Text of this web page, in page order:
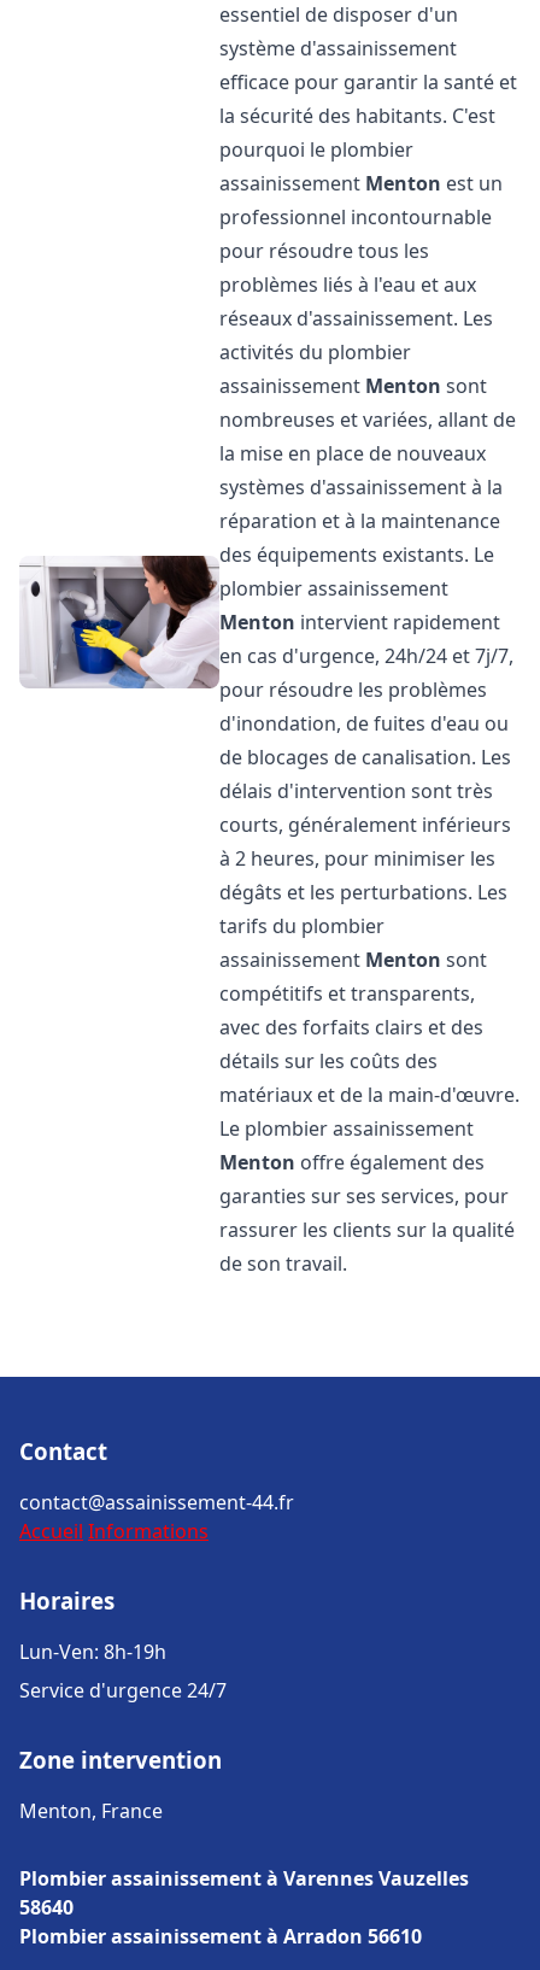
essentiel de disposer d'un
système d'assainissement
efficace pour garantir la santé et
la sécurité des habitants. C'est
pourquoi le plombier
assainissement Menton est un
professionnel incontournable
pour résoudre tous les
problèmes liés à l'eau et aux
réseaux d'assainissement. Les
activités du plombier
assainissement Menton sont
nombreuses et variées, allant de
la mise en place de nouveaux
systèmes d'assainissement à la
réparation et à la maintenance
des équipements existants. Le
plombier assainissement
Menton intervient rapidement
en cas d'urgence, 24h/24 et 7j/7,
pour résoudre les problèmes
d'inondation, de fuites d'eau ou
de blocages de canalisation. Les
délais d'intervention sont très
courts, généralement inférieurs
à 2 heures, pour minimiser les
dégâts et les perturbations. Les
tarifs du plombier
assainissement Menton sont
compétitifs et transparents,
avec des forfaits clairs et des
détails sur les coûts des
matériaux et de la main-d'œuvre.
Le plombier assainissement
Menton offre également des
garanties sur ses services, pour
rassurer les clients sur la qualité
de son travail.
Contact
contact@assainissement-44.fr
Accueil Informations
Horaires
Lun-Ven: 8h-19h
Service d'urgence 24/7
Zone intervention
Menton, France
Plombier assainissement à Varennes Vauzelles
58640
Plombier assainissement à Arradon 56610